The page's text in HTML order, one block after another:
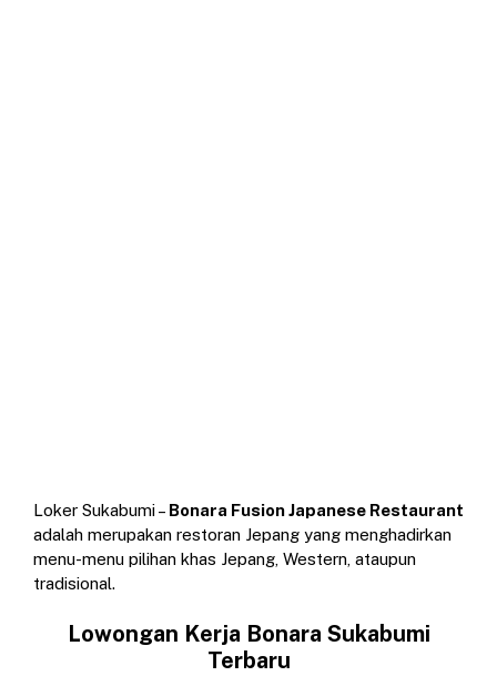
Loker Sukabumi – Bonara Fusion Japanese Restaurant
adalah merupakan restoran Jepang yang menghadirkan
menu-menu pilihan khas Jepang, Western, ataupun
tradisional.
Lowongan Kerja Bonara Sukabumi
Terbaru